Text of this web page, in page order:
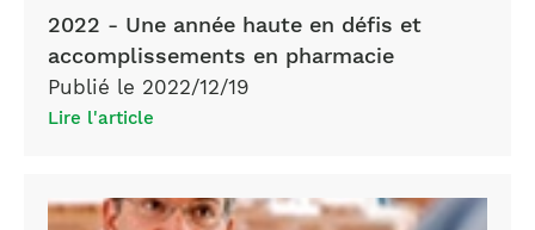
2022 - Une année haute en défis et
accomplissements en pharmacie
Publié le 2022/12/19
Lire l'article
blogue